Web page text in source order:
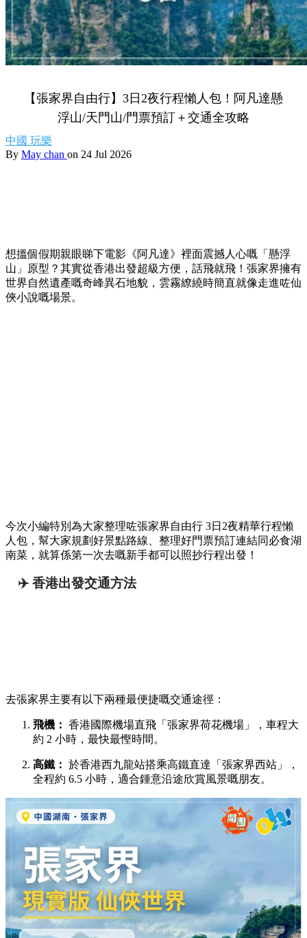
【張家界自由行】3日2夜行程懶人包！阿凡達懸
浮山/天門山/門票預訂＋交通全攻略
中國 玩樂
By May chan on 24 Jul 2026
想搵個假期親眼睇下電影《阿凡達》裡面震撼人心嘅「懸浮
山」原型？其實從香港出發超級方便，話飛就飛！張家界擁有
世界自然遺產嘅奇峰異石地貌，雲霧繚繞時簡直就像走進咗仙
俠小說嘅場景。
今次小編特別為大家整理咗張家界自由行 3日2夜精華行程懶
人包，幫大家規劃好景點路線、整理好門票預訂連結同必食湖
南菜，就算係第一次去嘅新手都可以照抄行程出發！
✈️ 香港出發交通方法
去張家界主要有以下兩種最便捷嘅交通途徑：
飛機： 香港國際機場直飛「張家界荷花機場」，車程大
約 2 小時，最快最慳時間。
高鐵： 於香港西九龍站搭乘高鐵直達「張家界西站」，
全程約 6.5 小時，適合鍾意沿途欣賞風景嘅朋友。